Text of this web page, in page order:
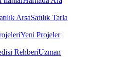
ArsaSatılık Tarla
Yeni Projeler
RehberiUzman